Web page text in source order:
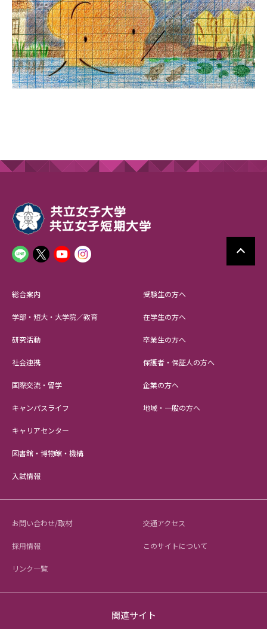
総合案内
学部・短大・大学院／教育
研究活動
社会連携
国際交流・留学
キャンパスライフ
キャリアセンター
図書館・博物館・機構
入試情報
受験生の方へ
在学生の方へ
卒業生の方へ
保護者・保証人の方へ
企業の方へ
地域・一般の方へ
お問い合わせ/取材 交通アクセス
採用情報 このサイトについて
リンク一覧
関連サイト